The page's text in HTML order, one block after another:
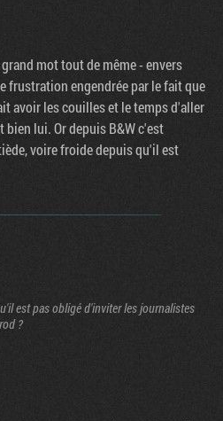
mot tout de même - envers
frustration engendrée par le fait que
avoir les couilles et le temps d'aller
bien lui. Or depuis B&W c'est
voire froide depuis qu'il est
est pas obligé d'inviter les journalistes
?